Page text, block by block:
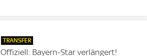
TRANSFER
Offiziell: Bayern-Star verlängert!